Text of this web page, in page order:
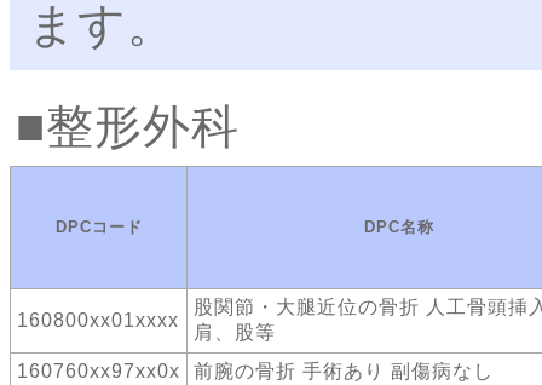
ます。
整形外科
DPCコード DPC名称
160800xx01xxxx
股関節・大腿近位の骨折 人工骨頭
肩、股等
160760xx97xx0x
前腕の骨折 手術あり 副傷病なし